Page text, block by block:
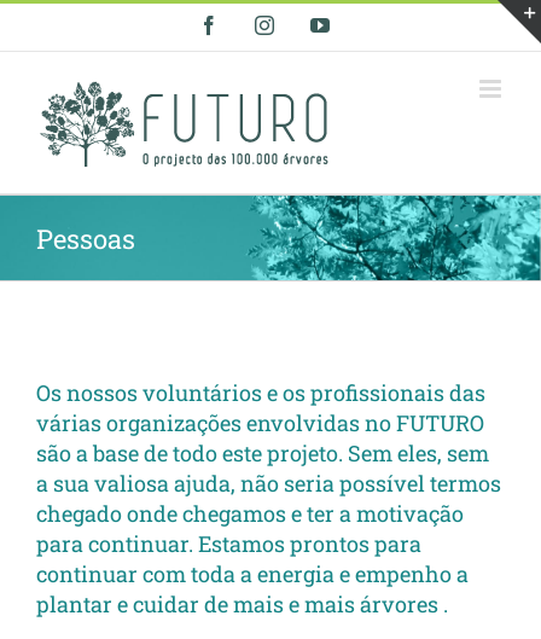
FacebookInstagramYouTube
Pessoas
Os nossos voluntários e os profissionais das
várias organizações envolvidas no FUTURO
são a base de todo este projeto. Sem eles, sem
a sua valiosa ajuda, não seria possível termos
chegado onde chegamos e ter a motivação
para continuar. Estamos prontos para
continuar com toda a energia e empenho a
plantar e cuidar de mais e mais árvores .